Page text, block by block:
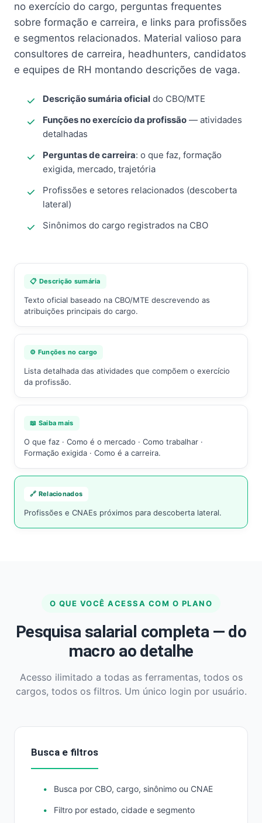
no exercício do cargo, perguntas frequentes
sobre formação e carreira, e links para profissões
e segmentos relacionados. Material valioso para
consultores de carreira, headhunters, candidatos
e equipes de RH montando descrições de vaga.
Descrição sumária oficial do CBO/MTE
Funções no exercício da profissão — atividades
detalhadas
Perguntas de carreira: o que faz, formação
exigida, mercado, trajetória
Profissões e setores relacionados (descoberta
lateral)
Sinônimos do cargo registrados na CBO
📋 Descrição sumária
Texto oficial baseado na CBO/MTE descrevendo as
atribuições principais do cargo.
⚙️ Funções no cargo
Lista detalhada das atividades que compõem o exercício
da profissão.
📖 Saiba mais
O que faz · Como é o mercado · Como trabalhar ·
Formação exigida · Como é a carreira.
🔗 Relacionados
Profissões e CNAEs próximos para descoberta lateral.
O QUE VOCÊ ACESSA COM O PLANO
Pesquisa salarial completa — do
macro ao detalhe
Acesso ilimitado a todas as ferramentas, todos os
cargos, todos os filtros. Um único login por usuário.
Busca e filtros
Busca por CBO, cargo, sinônimo ou CNAE
Filtro por estado, cidade e segmento